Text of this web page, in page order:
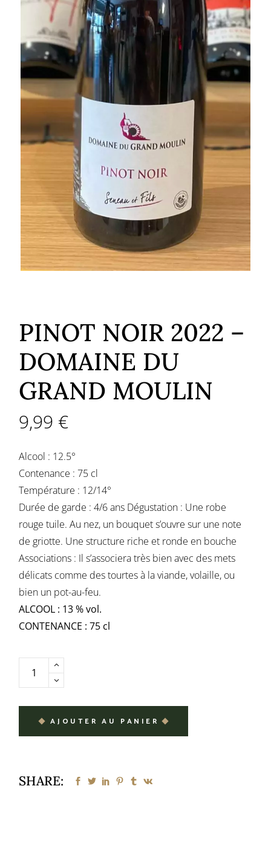
PINOT NOIR 2022 –
DOMAINE DU
GRAND MOULIN
9,99 €
Alcool : 12.5°
Contenance : 75 cl
Température : 12/14°
Durée de garde : 4/6 ans Dégustation : Une robe
rouge tuile. Au nez, un bouquet s’ouvre sur une note
de griotte. Une structure riche et ronde en bouche
Associations : Il s’associera très bien avec des mets
délicats comme des tourtes à la viande, volaille, ou
bien un pot-au-feu.
ALCOOL : 13 % vol.
CONTENANCE : 75 cl
AJOUTER AU PANIER
SHARE: